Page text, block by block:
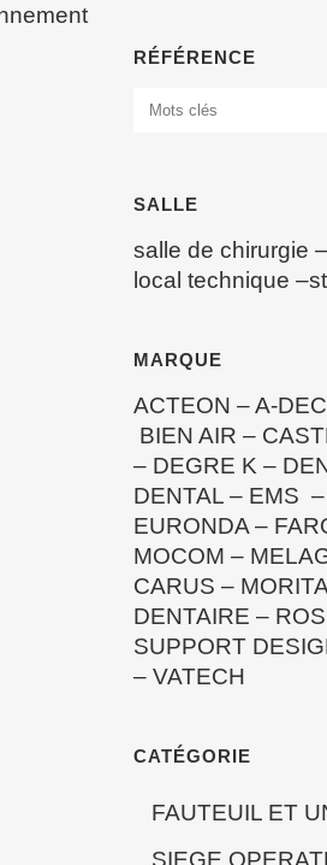
RÉFÉRENCE
SALLE
salle de chirurgie –
local technique –
MARQUE
ACTEON –A-DEC
BIEN AIR –
– DEGRE K –
DENTAL– EMS –
EURONDA–
MOCOM –
CARUS – MORITA
DENTAIRE –
SUPPORT
– VATECH
CATÉGORIE
FAUTEUIL ET
SIEGE